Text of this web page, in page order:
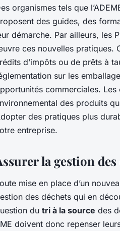
organismes tels que
des guides, des
démarche. Par ailleurs, les
ces nouvelles pratiques.
d’impôts ou de prêts à
sur les
commerciales. Les
des produits
des pratiques plus
entreprise.
la gestion des
mise en place d’un
des déchets qui en
du tri à la source des
doivent donc repenser